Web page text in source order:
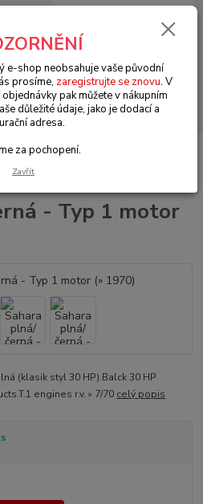
Menu
Hledat
0 Kč
Motory & díly (Engines & parts)
- Typ 1 motor
(klasik styl 30 HP).Balck 30 HP
engines r.v. » 7/70 celý popis
e-shop neobsahuje vaše původní
prosíme, zaregistrujte se znovu. V
pak můžete v nákupním
důležité údaje, jako je dodací a
adresa.
za pochopení.
Zavřít